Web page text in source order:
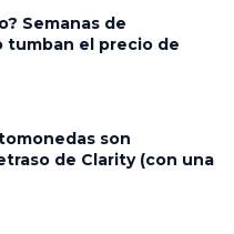
Semanas de
tumban el precio de
son
de Clarity (con una